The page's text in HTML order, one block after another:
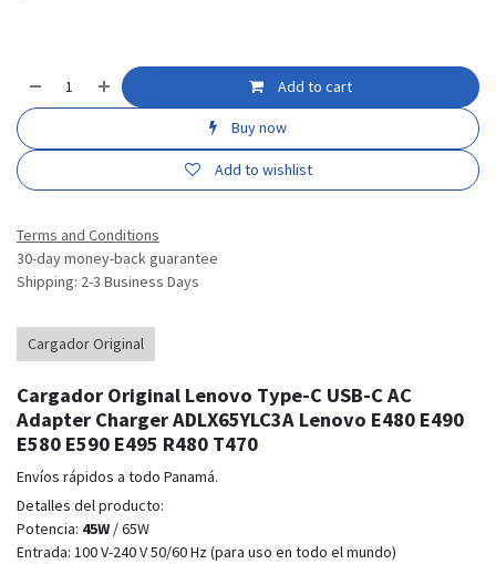
Add to cart
Buy now
Add to wishlist
Terms and Conditions
30-day money-back guarantee
Shipping: 2-3 Business Days
Cargador Original
Cargador Original Lenovo Type-C USB-C AC
Adapter Charger ADLX65YLC3A Lenovo E480 E490
E580 E590 E495 R480 T470
Envíos rápidos a todo Panamá.
Detalles del producto:
Potencia: 45W/ 65W
Entrada: 100 V-240 V 50/60 Hz (para uso en todo el mundo)